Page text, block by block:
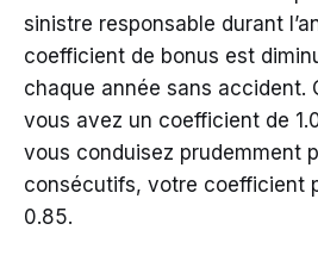
sinistre responsable durant
coefficient de bonus est
chaque année sans accident.
vous avez un coefficient de
vous conduisez prudemment
consécutifs, votre coefficient
0.85.